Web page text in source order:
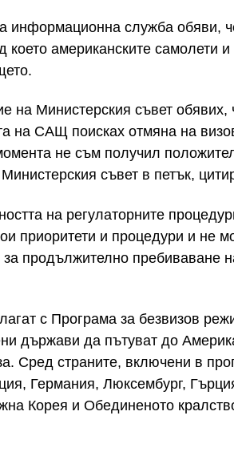
информационна служба обяви,
американските самолети
на Министерския съвет
на САЩ поисках отмяна на
не съм получил
съвет в петък,
на регулаторните
приоритети и процедури и не
продължително пребиваване
с Програма за безвизов
държави да пътуват до
Сред страните, включени в
Германия, Люксембург,
Корея и Обединеното